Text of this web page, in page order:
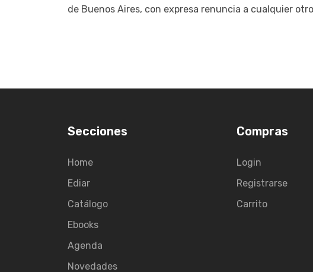
de Buenos Aires, con expresa renuncia a cualquier
Secciones
Home
Ediar
Catálogo
Ebooks
Agenda
Novedades
Compras
Login
Registrarse
Carrito